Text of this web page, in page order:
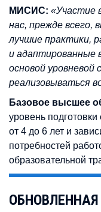
МИСИС: «Участие
нас, прежде всего,
лучшие практики,
и адаптированные
основой
реализовываться
Базовое высшее
уровень
от 4 до 6 лет и
потребностей
образовательной